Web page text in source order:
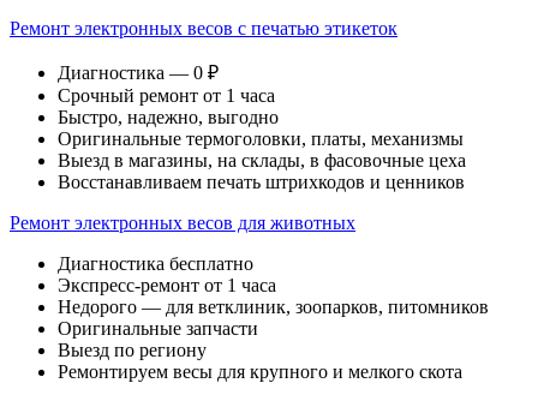
Ремонт электронных весов с печатью этикеток
Диагностика — 0 ₽
Срочный ремонт от 1 часа
Быстро, надежно, выгодно
Оригинальные термоголовки, платы, механизмы
Выезд в магазины, на склады, в фасовочные цеха
Восстанавливаем печать штрихкодов и ценников
Ремонт электронных весов для животных
Диагностика бесплатно
Экспресс-ремонт от 1 часа
Недорого — для ветклиник, зоопарков, питомников
Оригинальные запчасти
Выезд по региону
Ремонтируем весы для крупного и мелкого скота